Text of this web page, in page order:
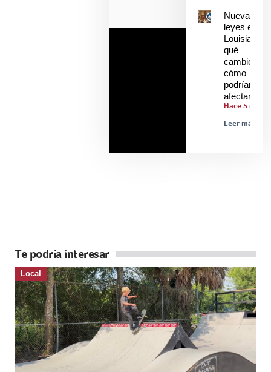
Nuevas
leyes en
Louisiana:
qué
cambió y
cómo
podrían
afectarle
Hace 5 días
Leer más »
Te podría interesar
Local